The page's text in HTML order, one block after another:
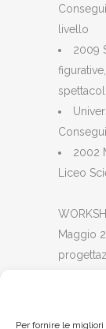
Per fornire le
livello
2009
2002
Liceo
Maggio
Marzo